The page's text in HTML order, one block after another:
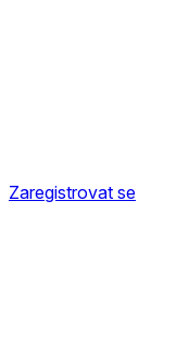
Zaregistrovat se